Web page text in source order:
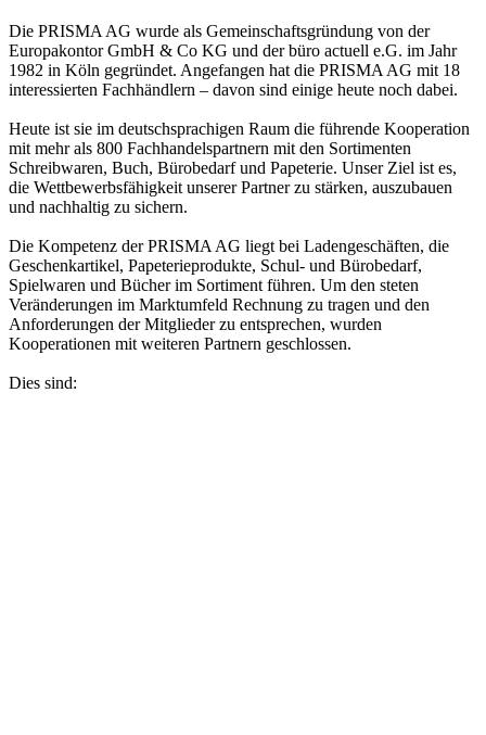
Die PRISMA AG wurde als Gemeinschaftsgründung von der
Europakontor GmbH & Co KG und der büro actuell e.G. im Jahr
1982 in Köln gegründet. Angefangen hat die PRISMA AG mit 18
interessierten Fachhändlern – davon sind einige heute noch dabei.
Heute ist sie im deutschsprachigen Raum die führende Kooperation
mit mehr als 800 Fachhandelspartnern mit den Sortimenten
Schreibwaren, Buch, Bürobedarf und Papeterie. Unser Ziel ist es,
die Wettbewerbs­fähigkeit unserer Partner zu stärken, auszubauen
und nachhaltig zu sichern.
Die Kompetenz der PRISMA AG liegt bei Ladengeschäften, die
Geschenkartikel, Papeterieprodukte, Schul- und Bürobedarf,
Spielwaren und Bücher im Sortiment führen. Um den steten
Veränderungen im Marktumfeld Rechnung zu tragen und den
Anforderungen der Mitglieder zu entsprechen, wurden
Kooperationen mit weiteren Partnern geschlossen.
Dies sind: